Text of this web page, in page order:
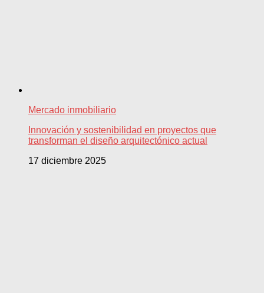
Mercado inmobiliario
Innovación y sostenibilidad en proyectos que
transforman el diseño arquitectónico actual
17 diciembre 2025